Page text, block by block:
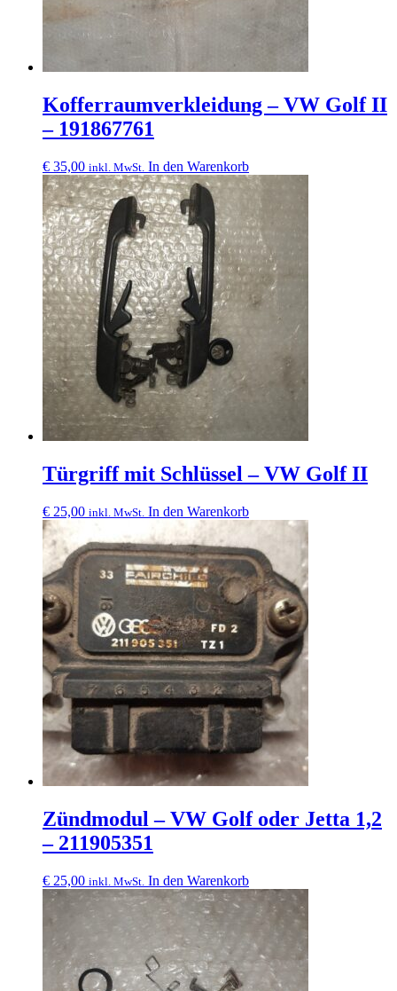
Kofferraumverkleidung – VW Golf II
– 191867761
€ 35,00 inkl. MwSt. In den Warenkorb
Türgriff mit Schlüssel – VW Golf II
€ 25,00 inkl. MwSt. In den Warenkorb
Zündmodul – VW Golf oder Jetta 1,2
– 211905351
€ 25,00 inkl. MwSt. In den Warenkorb